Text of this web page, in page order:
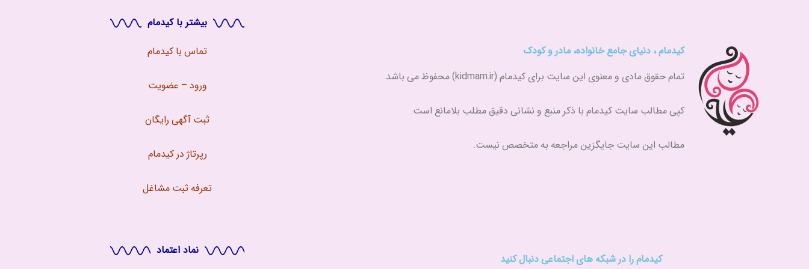
کیدمام ، دنیای جامع خانواده، مادر و کودک
تمام حقوق مادی و معنوی این سایت برای کیدمام (kidmam.ir) محفوظ می باشد.
کپی مطالب سایت کیدمام با ذکر منبع و نشانی دقیق مطلب بلامانع است.
مطالب این سایت جایگزین مراجعه به متخصص نیست.
کیدمام را در شبکه های اجتماعی دنبال کنید
بیشتر با کیدمام
تماس با کیدمام
ورود – عضویت
ثبت آگهی رایگان
رپرتاژ در کیدمام
تعرفه ثبت مشاغل
نماد اعتماد